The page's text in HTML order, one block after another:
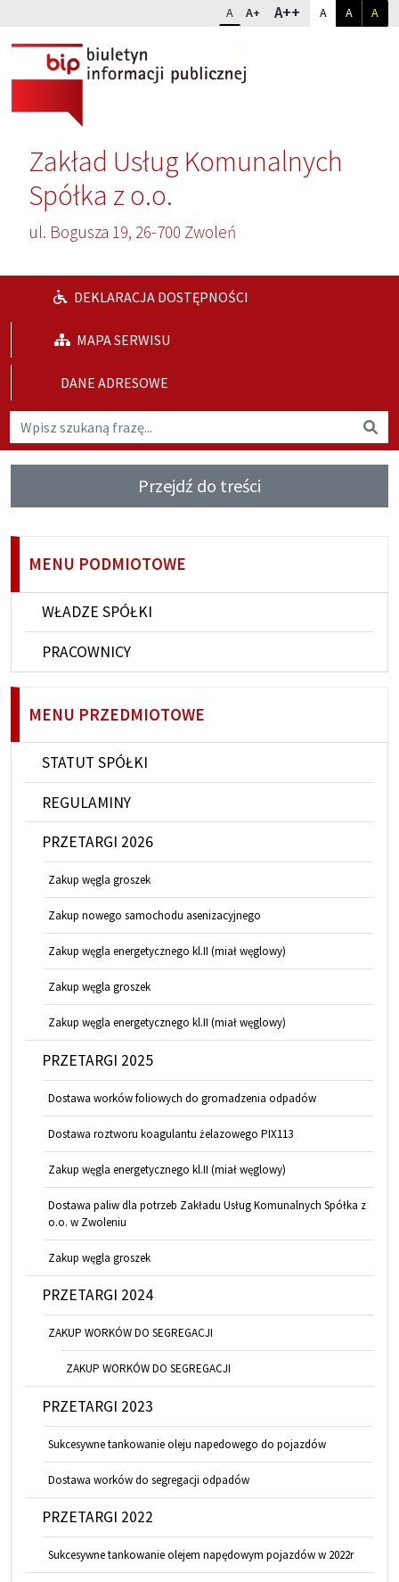
Zmień rozmiar czcionki
A rozmiar standardowy
A+ rozmiar powiększony
A++rozmiar
Dopasuj
A kontrast
A A
Zakład Usług Komunalnych
Spółka z o.o.
ul. Bogusza 19, 26-700 Zwoleń
DEKLARACJA DOSTĘPNOŚCI
MAPA SERWISU
DANE ADRESOWE
Wyszukaj na stronie
Przejdź do treści
MENU PODMIOTOWE
WŁADZE SPÓŁKI
PRACOWNICY
MENU PRZEDMIOTOWE
STATUT SPÓŁKI
REGULAMINY
PRZETARGI 2026
Zakup węgla groszek
Zakup nowego samochodu asenizacyjnego
Zakup węgla energetycznego kl.II (miał węglowy)
Zakup węgla groszek
Zakup węgla energetycznego kl.II (miał węglowy)
PRZETARGI 2025
Dostawa worków foliowych do gromadzenia odpadów
Dostawa roztworu koagulantu żelazowego PIX113
Zakup węgla energetycznego kl.II (miał węglowy)
Dostawa paliw dla potrzeb Zakładu Usług Komunalnych Spółka z
o.o. w Zwoleniu
Zakup węgla groszek
PRZETARGI 2024
ZAKUP WORKÓW DO SEGREGACJI
ZAKUP WORKÓW DO SEGREGACJI
PRZETARGI 2023
Sukcesywne tankowanie oleju napedowego do pojazdów
Dostawa worków do segregacji odpadów
PRZETARGI 2022
Sukcesywne tankowanie olejem napędowym pojazdów w 2022r